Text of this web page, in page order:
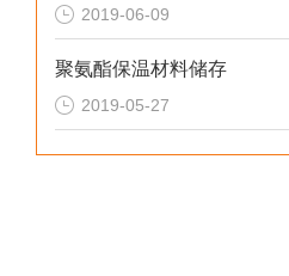
2019-06-09
聚氨酯保温材料储存
2019-05-27